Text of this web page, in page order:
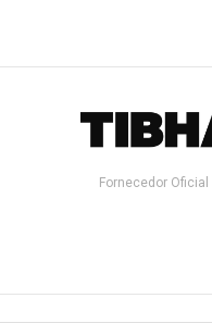
Fornecedor